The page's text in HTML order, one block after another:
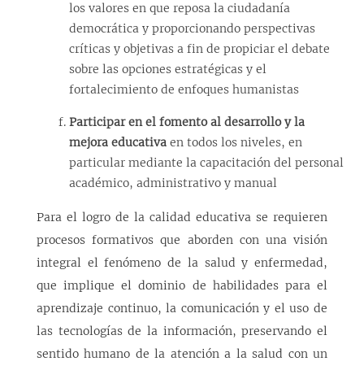
los valores en que reposa la ciudadanía
democrática y proporcionando perspectivas
críticas y objetivas a fin de propiciar el debate
sobre las opciones estratégicas y el
fortalecimiento de enfoques humanistas
Participar en el fomento al desarrollo y la
mejora educativa en todos los niveles, en
particular mediante la capacitación del personal
académico, administrativo y manual
Para el logro de la calidad educativa se requieren
procesos formativos que aborden con una visión
integral el fenómeno de la salud y enfermedad,
que implique el dominio de habilidades para el
aprendizaje continuo, la comunicación y el uso de
las tecnologías de la información, preservando el
sentido humano de la atención a la salud con un